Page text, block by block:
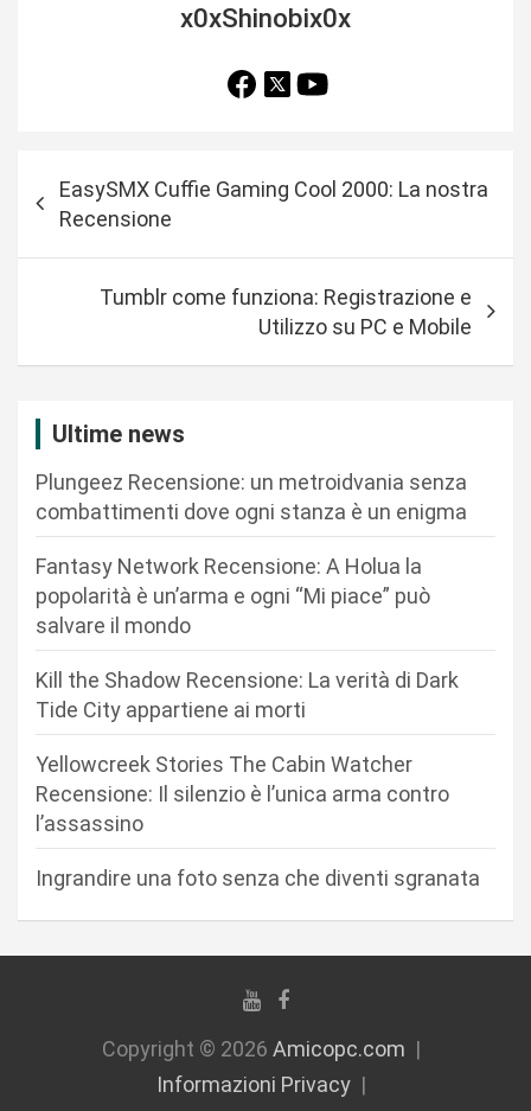
x0xShinobix0x
a
EasySMX Cuffie Gaming Cool 2000: La nostra
Recensione
Tumblr come funziona: Registrazione e
Utilizzo su PC e Mobile
Ultime news
Plungeez Recensione: un metroidvania senza
combattimenti dove ogni stanza è un enigma
Fantasy Network Recensione: A Holua la
popolarità è un’arma e ogni “Mi piace” può
salvare il mondo
Kill the Shadow Recensione: La verità di Dark
Tide City appartiene ai morti
Yellowcreek Stories The Cabin Watcher
Recensione: Il silenzio è l’unica arma contro
l’assassino
Ingrandire una foto senza che diventi sgranata
Copyright © 2026 Amicopc.com
Informazioni Privacy